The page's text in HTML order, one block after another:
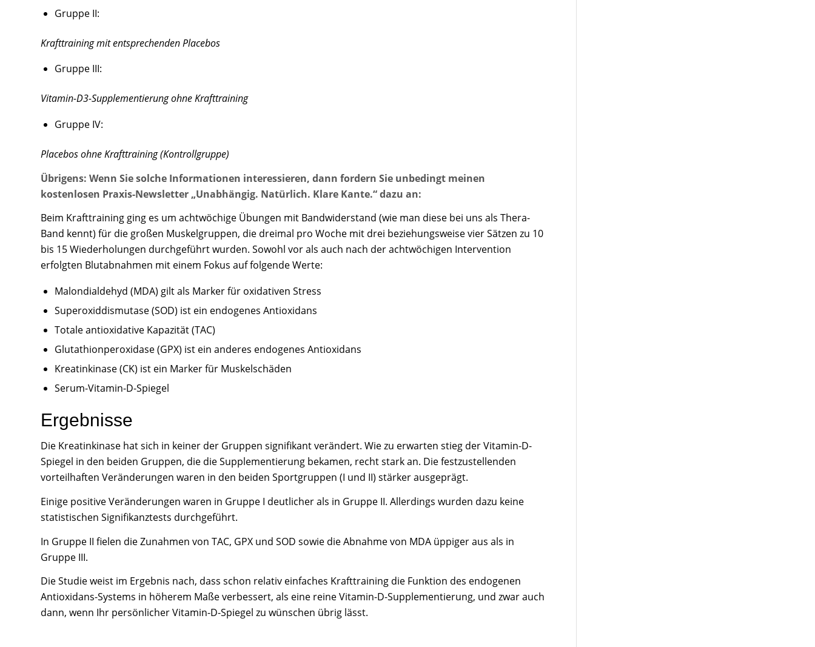
Gruppe II:
Krafttraining mit entsprechenden Placebos
Gruppe III:
Vitamin-D3-Supplementierung ohne Krafttraining
Gruppe IV:
Placebos ohne Krafttraining (Kontrollgruppe)
Übrigens: Wenn Sie solche Informationen interessieren, dann fordern Sie unbedingt meinen
kostenlosen Praxis-Newsletter „Unabhängig. Natürlich. Klare Kante.“ dazu an:
Beim Krafttraining ging es um achtwöchige Übungen mit Bandwiderstand (wie man diese bei uns als Thera-
Band kennt) für die großen Muskelgruppen, die dreimal pro Woche mit drei beziehungsweise vier Sätzen zu 10
bis 15 Wiederholungen durchgeführt wurden. Sowohl vor als auch nach der achtwöchigen Intervention
erfolgten Blutabnahmen mit einem Fokus auf folgende Werte:
Malondialdehyd (MDA) gilt als Marker für oxidativen Stress
Superoxiddismutase (SOD) ist ein endogenes Antioxidans
Totale antioxidative Kapazität (TAC)
Glutathionperoxidase (GPX) ist ein anderes endogenes Antioxidans
Kreatinkinase (CK) ist ein Marker für Muskelschäden
Serum-Vitamin-D-Spiegel
Ergebnisse
Die Kreatinkinase hat sich in keiner der Gruppen signifikant verändert. Wie zu erwarten stieg der Vitamin-D-
Spiegel in den beiden Gruppen, die die Supplementierung bekamen, recht stark an. Die festzustellenden
vorteilhaften Veränderungen waren in den beiden Sportgruppen (I und II) stärker ausgeprägt.
Einige positive Veränderungen waren in Gruppe I deutlicher als in Gruppe II. Allerdings wurden dazu keine
statistischen Signifikanztests durchgeführt.
In Gruppe II fielen die Zunahmen von TAC, GPX und SOD sowie die Abnahme von MDA üppiger aus als in
Gruppe III.
Die Studie weist im Ergebnis nach, dass schon relativ einfaches Krafttraining die Funktion des endogenen
Antioxidans-Systems in höherem Maße verbessert, als eine reine Vitamin-D-Supplementierung, und zwar auch
dann, wenn Ihr persönlicher Vitamin-D-Spiegel zu wünschen übrig lässt.